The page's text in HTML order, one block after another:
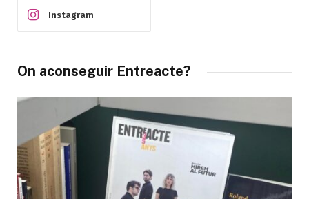
Instagram
On aconseguir Entreacte?